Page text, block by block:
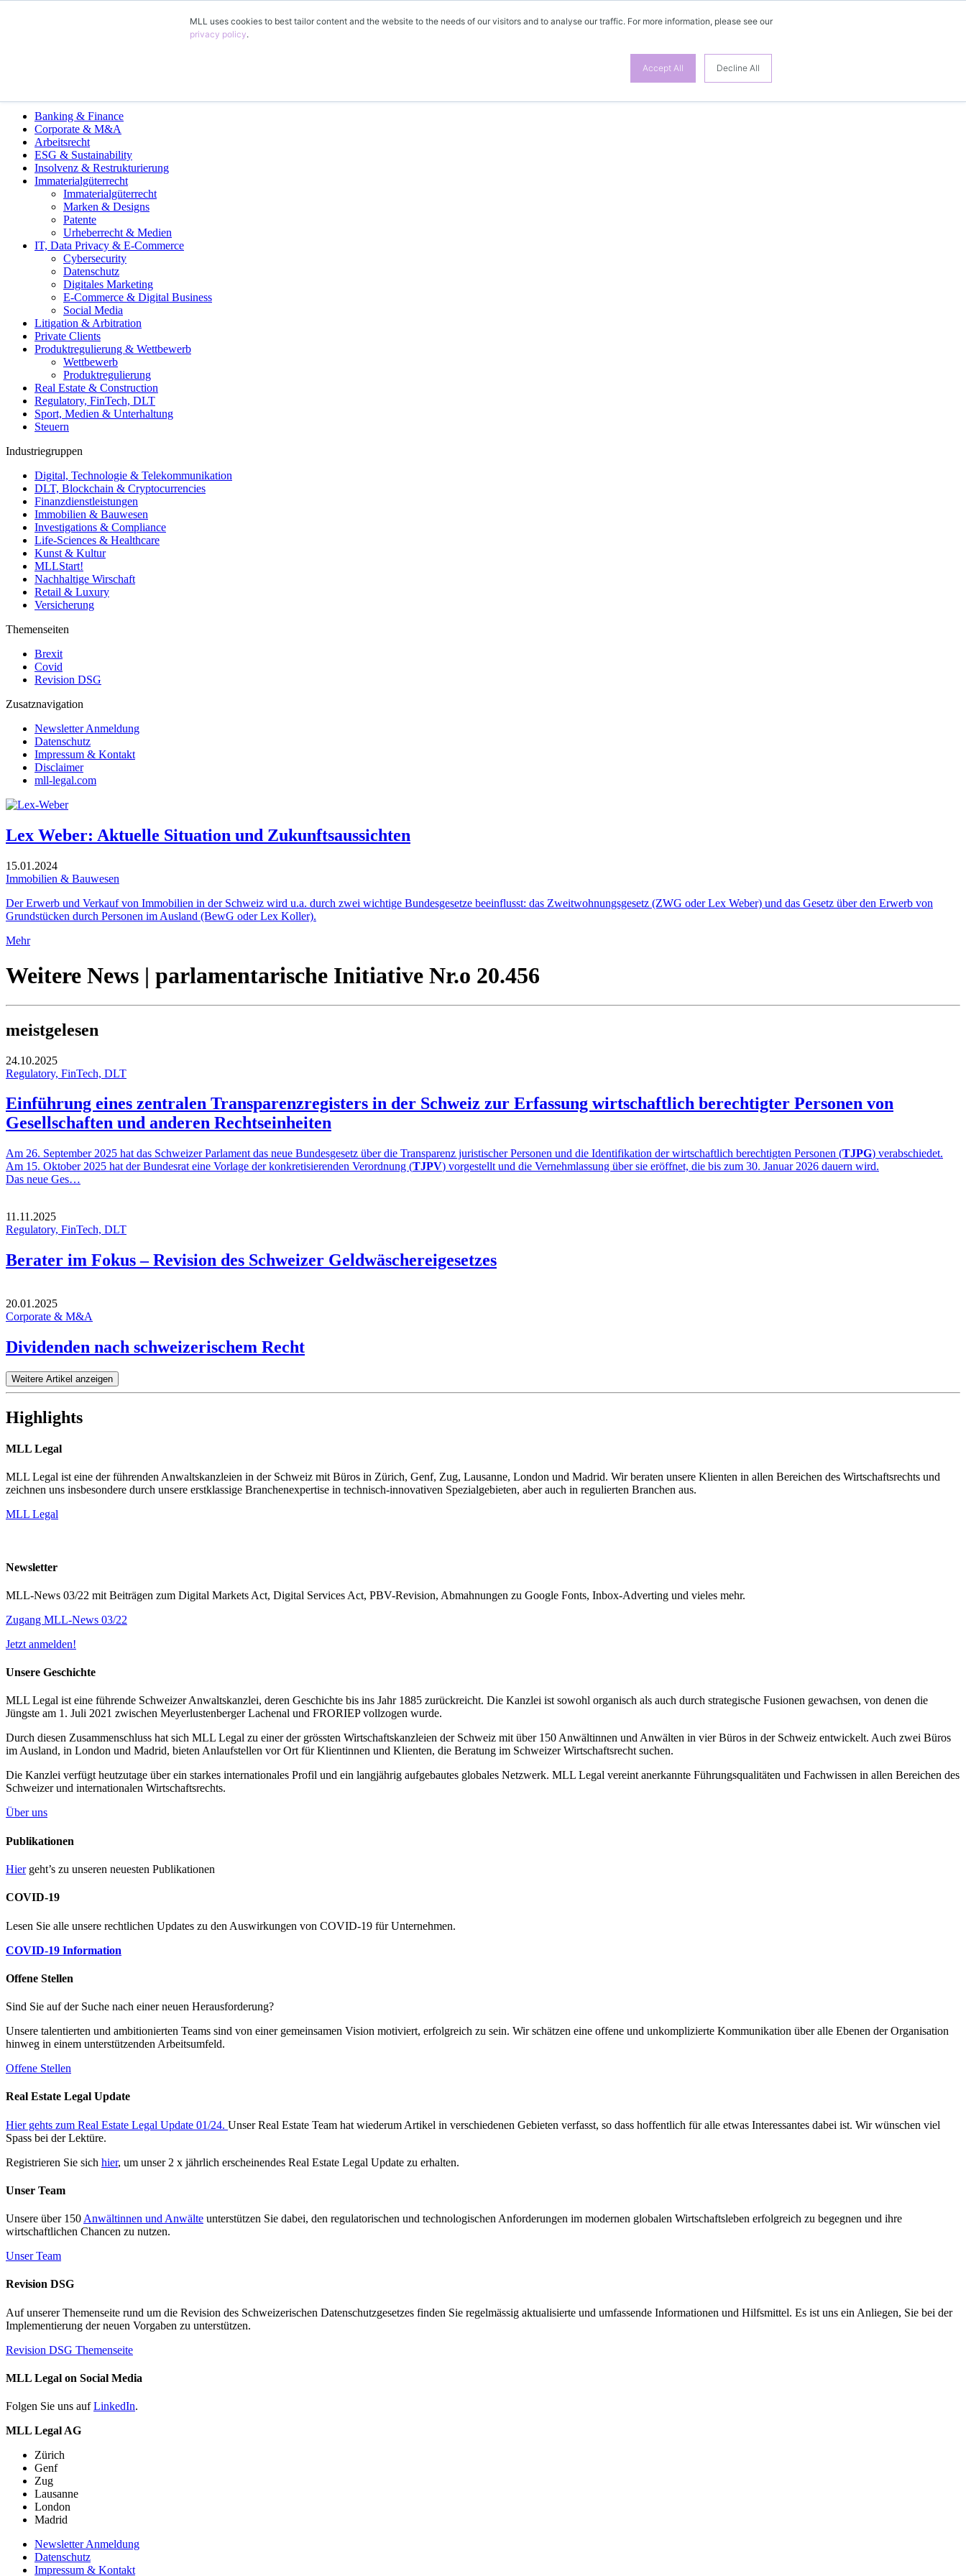
MLL uses cookies to best tailor content and the website to the needs of our visitors and to analyse our traffic. For more information, please see our
privacy policy.
Accept All Decline All
Banking & Finance
Corporate & M&A
Arbeitsrecht
ESG & Sustainability
Insolvenz & Restrukturierung
Immaterialgüterrecht
Immaterialgüterrecht
Marken & Designs
Patente
Urheberrecht & Medien
IT, Data Privacy & E-Commerce
Cybersecurity
Datenschutz
Digitales Marketing
E-Commerce & Digital Business
Social Media
Litigation & Arbitration
Private Clients
Produktregulierung & Wettbewerb
Wettbewerb
Produktregulierung
Real Estate & Construction
Regulatory, FinTech, DLT
Sport, Medien & Unterhaltung
Steuern
Industriegruppen
Digital, Technologie & Telekommunikation
DLT, Blockchain & Cryptocurrencies
Finanzdienstleistungen
Immobilien & Bauwesen
Investigations & Compliance
Life-Sciences & Healthcare
Kunst & Kultur
MLLStart!
Nachhaltige Wirschaft
Retail & Luxury
Versicherung
Themenseiten
Brexit
Covid
Revision DSG
Zusatznavigation
Newsletter Anmeldung
Datenschutz
Impressum & Kontakt
Disclaimer
mll-legal.com
Lex Weber: Aktuelle Situation und Zukunftsaussichten
15.01.2024
Immobilien & Bauwesen
Der Erwerb und Verkauf von Immobilien in der Schweiz wird u.a. durch zwei wichtige Bundesgesetze beeinflusst: das Zweitwohnungsgesetz (ZWG oder Lex Weber) und das Gesetz über den Erwerb von
Grundstücken durch Personen im Ausland (BewG oder Lex Koller).
Mehr
Weitere News | parlamentarische Initiative Nr.o 20.456
meistgelesen
24.10.2025
Regulatory, FinTech, DLT
Einführung eines zentralen Transparenzregisters in der Schweiz zur Erfassung wirtschaftlich berechtigter Personen von
Gesellschaften und anderen Rechtseinheiten
Am 26. September 2025 hat das Schweizer Parlament das neue Bundesgesetz über die Transparenz juristischer Personen und die Identifikation der wirtschaftlich berechtigten Personen (TJPG) verabschiedet.
Am 15. Oktober 2025 hat der Bundesrat eine Vorlage der konkretisierenden Verordnung (TJPV) vorgestellt und die Vernehmlassung über sie eröffnet, die bis zum 30. Januar 2026 dauern wird.
Das neue Ges…
11.11.2025
Regulatory, FinTech, DLT
Berater im Fokus – Revision des Schweizer Geldwäschereigesetzes
20.01.2025
Corporate & M&A
Dividenden nach schweizerischem Recht
Weitere Artikel anzeigen
Highlights
MLL Legal
MLL Legal ist eine der führenden Anwaltskanzleien in der Schweiz mit Büros in Zürich, Genf, Zug, Lausanne, London und Madrid. Wir beraten unsere Klienten in allen Bereichen des Wirtschaftsrechts und
zeichnen uns insbesondere durch unsere erstklassige Branchenexpertise in technisch-innovativen Spezialgebieten, aber auch in regulierten Branchen aus.
MLL Legal
Newsletter
MLL-News 03/22 mit Beiträgen zum Digital Markets Act, Digital Services Act, PBV-Revision, Abmahnungen zu Google Fonts, Inbox-Adverting und vieles mehr.
Zugang MLL-News 03/22
Jetzt anmelden!
Unsere Geschichte
MLL Legal ist eine führende Schweizer Anwaltskanzlei, deren Geschichte bis ins Jahr 1885 zurückreicht. Die Kanzlei ist sowohl organisch als auch durch strategische Fusionen gewachsen, von denen die
Jüngste am 1. Juli 2021 zwischen Meyerlustenberger Lachenal und FRORIEP vollzogen wurde.
Durch diesen Zusammenschluss hat sich MLL Legal zu einer der grössten Wirtschaftskanzleien der Schweiz mit über 150 Anwältinnen und Anwälten in vier Büros in der Schweiz entwickelt. Auch zwei Büros
im Ausland, in London und Madrid, bieten Anlaufstellen vor Ort für Klientinnen und Klienten, die Beratung im Schweizer Wirtschaftsrecht suchen.
Die Kanzlei verfügt heutzutage über ein starkes internationales Profil und ein langjährig aufgebautes globales Netzwerk. MLL Legal vereint anerkannte Führungsqualitäten und Fachwissen in allen Bereichen des
Schweizer und internationalen Wirtschaftsrechts.
Über uns
Publikationen
Hiergeht’s zu unseren neuesten Publikationen
COVID-19
Lesen Sie alle unsere rechtlichen Updates zu den Auswirkungen von COVID-19 für Unternehmen.
COVID-19 Information
Offene Stellen
Sind Sie auf der Suche nach einer neuen Herausforderung?
Unsere talentierten und ambitionierten Teams sind von einer gemeinsamen Vision motiviert, erfolgreich zu sein. Wir schätzen eine offene und unkomplizierte Kommunikation über alle Ebenen der Organisation
hinweg in einem unterstützenden Arbeitsumfeld.
Offene Stellen
Real Estate Legal Update
Hier gehts zum Real Estate Legal Update 01/24. Unser Real Estate Team hat wiederum Artikel in verschiedenen Gebieten verfasst, so dass hoffentlich für alle etwas Interessantes dabei ist. Wir wünschen viel
Spass bei der Lektüre.
Registrieren Sie sich hier, um unser 2 x jährlich erscheinendes Real Estate Legal Update zu erhalten.
Unser Team
Unsere über 150 Anwältinnen und Anwälte unterstützen Sie dabei, den regulatorischen und technologischen Anforderungen im modernen globalen Wirtschaftsleben erfolgreich zu begegnen und ihre
wirtschaftlichen Chancen zu nutzen.
Unser Team
Revision DSG
Auf unserer Themenseite rund um die Revision des Schweizerischen Datenschutzgesetzes finden Sie regelmässig aktualisierte und umfassende Informationen und Hilfsmittel. Es ist uns ein Anliegen, Sie bei der
Implementierung der neuen Vorgaben zu unterstützen.
Revision DSG Themenseite
MLL Legal on Social Media
Folgen Sie uns aufLinkedIn.
MLL Legal AG
Zürich
Genf
Zug
Lausanne
London
Madrid
Newsletter Anmeldung
Datenschutz
Impressum & Kontakt